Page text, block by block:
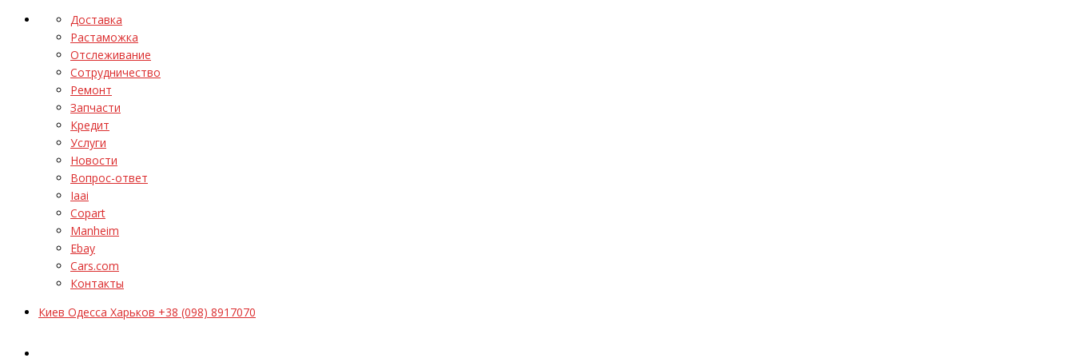
Доставка
Растаможка
Отслеживание
Сотрудничество
Ремонт
Запчасти
Кредит
Услуги
Новости
Вопрос-ответ
Iaai
Copart
Manheim
Ebay
Cars.com
Контакты
Киев Одесса Харьков +38 (098) 8917070